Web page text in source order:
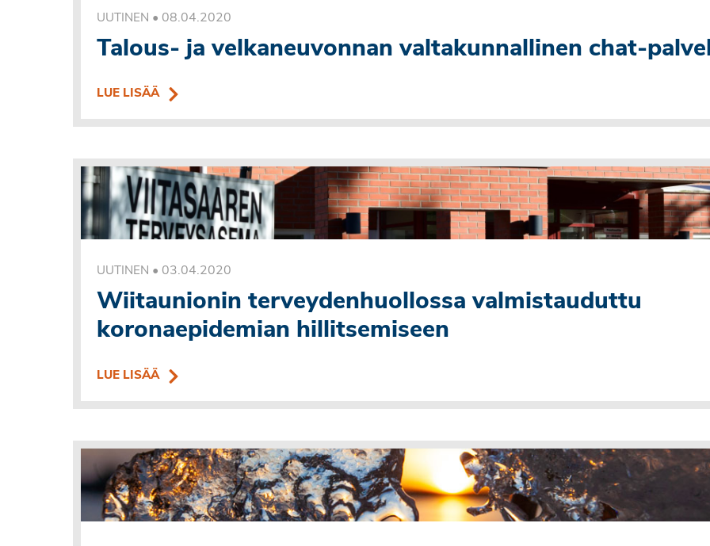
UUTINEN • 08.04.2020
Talous- ja velkaneuvonnan valtakunnallinen chat-
LUE LISÄÄ
UUTINEN • 03.04.2020
Wiitaunionin terveydenhuollossa valmistauduttu
koronaepidemian hillitsemiseen
LUE LISÄÄ